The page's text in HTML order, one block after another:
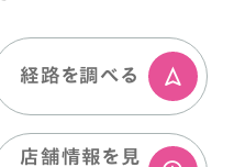
経路を調べる
店舗情報を⾒